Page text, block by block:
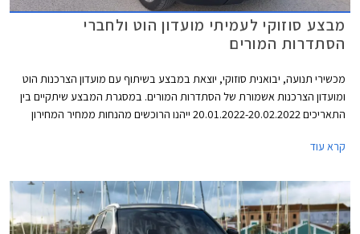
מבצע סוזוקי לעמיתי מועדון הוט ולחברי
הסתדרות המורים
מכשירי תנועה, יבואנית סוזוקי, יוצאת במבצע בשיתוף עם מועדון הצרכנות הוט
ומועדון הצרכנות אשמורת של הסתדרות המורים. במסגרת המבצע שיתקיים בין
התאריכים 20.01.2022-20.02.2022 ייהנו הרוכשים מהנחות ממחיר המחירון
חברת הליסינג כספא מבית מכשירי תנועה, עם אופציה לחבילת שירות הכוללת
קרא עוד